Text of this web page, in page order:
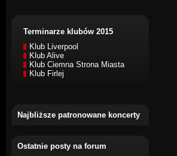
Terminarze klubów 2015
Klub Liverpool
Klub Alive
Klub Ciemna Strona Miasta
Klub Firlej
Najbliższe patronowane koncerty
Ostatnie posty na forum